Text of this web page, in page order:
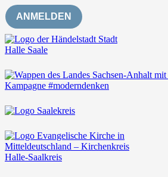
ANMELDEN